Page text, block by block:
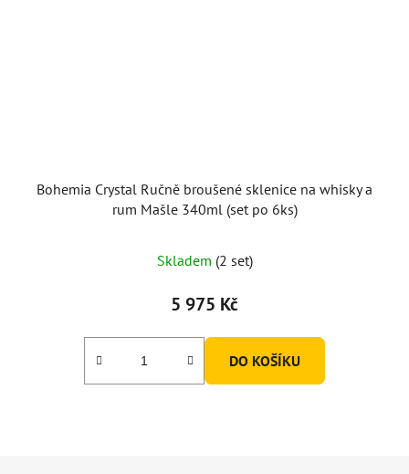
Bohemia Crystal Ručně broušené sklenice na whisky a
rum Mašle 340ml (set po 6ks)
Skladem (2 set)
5 975 Kč
DO KOŠÍKU